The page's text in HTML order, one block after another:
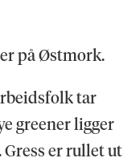
på Østmork.
tar
greener ligger
er rullet ut